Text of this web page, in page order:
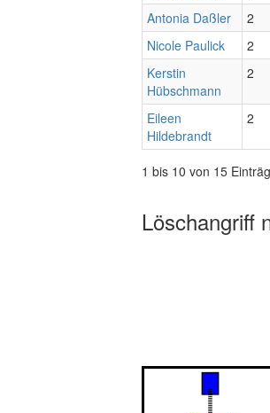
Antonia Daßler 2
Nicole Paulick 2
Kerstin
Hübschmann
2
Eileen
Hildebrandt
2
1 bis 10 von 15
Löschangriff